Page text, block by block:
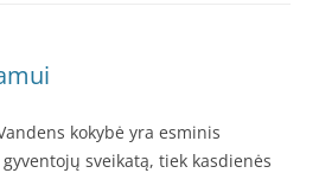
kokybė yra esminis
sveikatą, tiek kasdienės